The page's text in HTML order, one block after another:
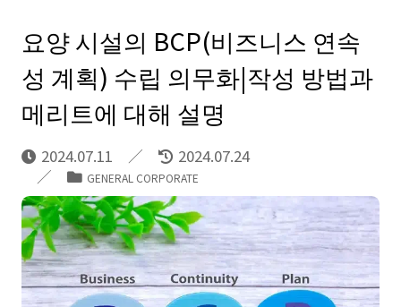
요양 시설의 BCP(비즈니스 연속
성 계획) 수립 의무화|작성 방법과
메리트에 대해 설명
2024.07.11 2024.07.24
GENERAL CORPORATE